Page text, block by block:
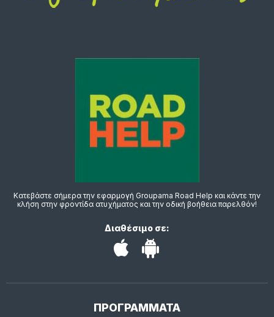
Κατεβάστε σήμερα την εφαρμογή Groupama Road Help και κάντε την
κλήση στην φροντίδα ατυχήματος και την οδική βοήθεια παρελθόν!
Διαθέσιμο σε:
ΠΡΟΓΡΑΜΜΑΤΑ